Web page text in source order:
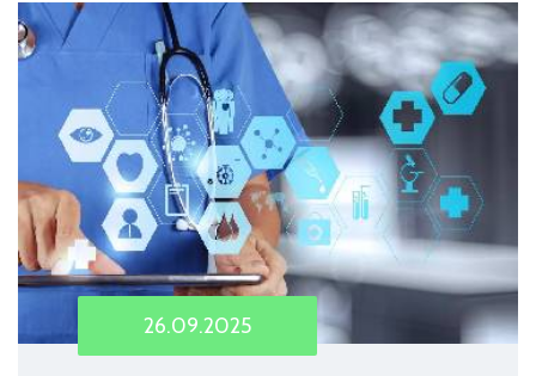
26.09.2025